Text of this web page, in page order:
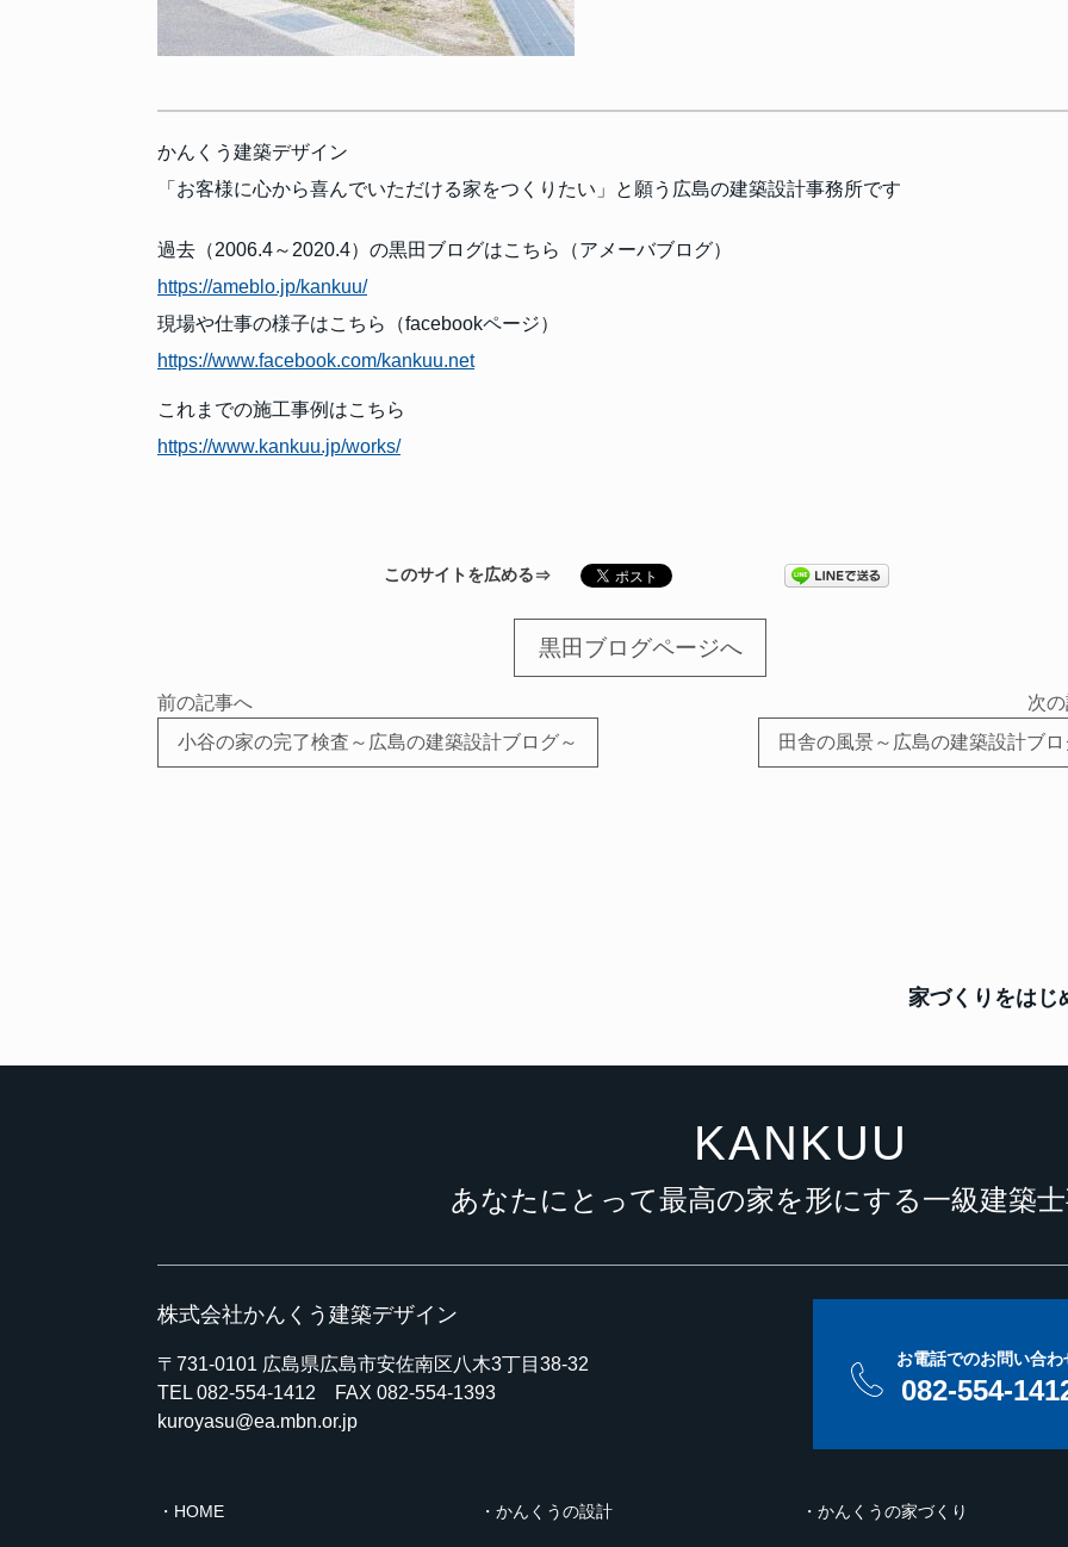
かんくう建築デザイン
「お客様に心から喜んでいただける家をつくりたい」と願う 広島の建築設計事務所です
過去（2006.4～2020.4）の黒田ブログはこちら（アメーバブログ）
https://ameblo.jp/kankuu/
現場や仕事の様子はこちら（facebookページ）
https://www.facebook.com/kankuu.net
これまでの施工事例はこちら
https://www.kankuu.jp/works/
このサイトを広める
黒田ブログページへ
前の記事へ
小谷の家の完了検査～広島の建築設計ブログ～
次
田舎の風景～広島の建築設計ブ
家づくりをはじ
KANKUU
あなたにとって最高の家を形にする一級建築
株式会社かんくう建築デザイン
〒731-0101 広島県広島市安佐南区八木3丁目38-32
TEL 082-554-1412 FAX 082-554-1393
kuroyasu@ea.mbn.or.jp
お電話でのお問い合わ
082-554-
HOME かんくうの設計 かんくうの家づくり